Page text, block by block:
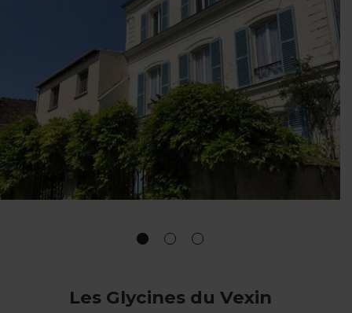
Les Glycines du Vexin